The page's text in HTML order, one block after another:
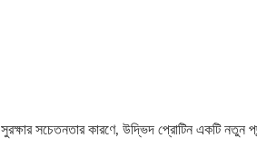
সচেতনতার কারণে, উদ্ভিদ প্রোটিন একটি নতুন